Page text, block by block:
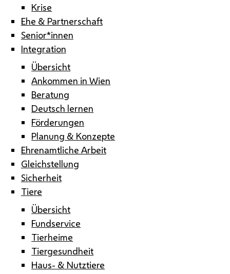
Krise
Ehe & Partnerschaft
Senior*innen
Integration
Übersicht
Ankommen in Wien
Beratung
Deutsch lernen
Förderungen
Planung & Konzepte
Ehrenamtliche Arbeit
Gleichstellung
Sicherheit
Tiere
Übersicht
Fundservice
Tierheime
Tiergesundheit
Haus- & Nutztiere